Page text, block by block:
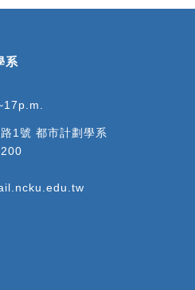
系
1號 都市計劃學系